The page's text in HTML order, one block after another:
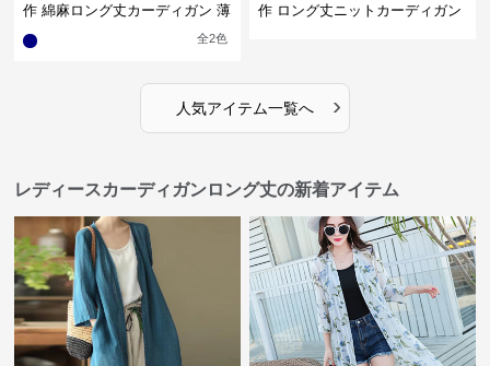
作 綿麻ロング丈カーディガン 薄
全2色
作 ロング丈ニットカーディガン
人気アイテム一覧へ ›
レディースカーディガンロング丈の新着アイテム